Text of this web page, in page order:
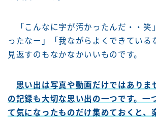
「こんなに字が汚かったんだ・・笑
ったなー」「我ながらよくできている
見返すのもなかなかいいものです。
思い出は写真や動画だけではありま
の記録も大切な思い出の一つです。一
て気になったものだけ集めておくと、